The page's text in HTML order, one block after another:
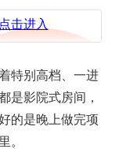
特别高档、一进
是影院式房间，
的是晚上做完项
。